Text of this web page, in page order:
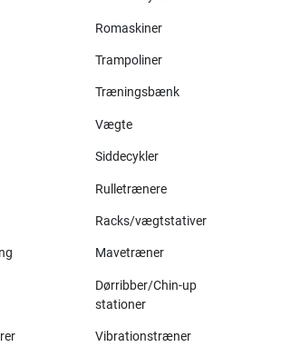
Romaskiner
Trampoliner
Træningsbænk
Vægte
Siddecykler
Rulletrænere
Racks/vægtstativer
Mavetræner
Dørribber/Chin-up
stationer
Vibrationstræner